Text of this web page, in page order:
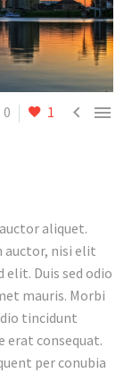
0 1  
aliquet.
auctor, nisi elit
Duis sed odio
mauris. Morbi
tincidunt
erat consequat.
per conubia